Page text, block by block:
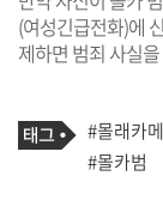
(여성긴급전화)에
제하면 범죄 사실
기
사
관
련
태
그
#몰래카
#몰카범